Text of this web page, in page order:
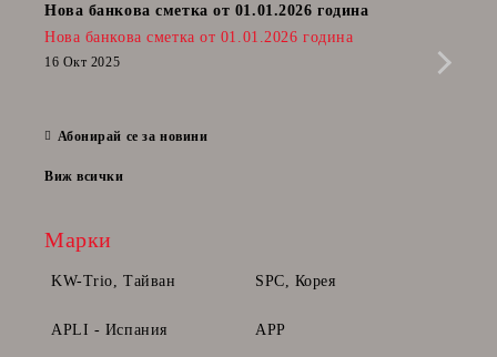
Нова банкова сметка от 01.01.2026 година
Нова банкова сметка от 01.01.2026 година
16 Окт 2025
Абонирай се за новини
Виж всички
Марки
KW-Trio, Тайван SPC, Корея
APLI - Испания APP